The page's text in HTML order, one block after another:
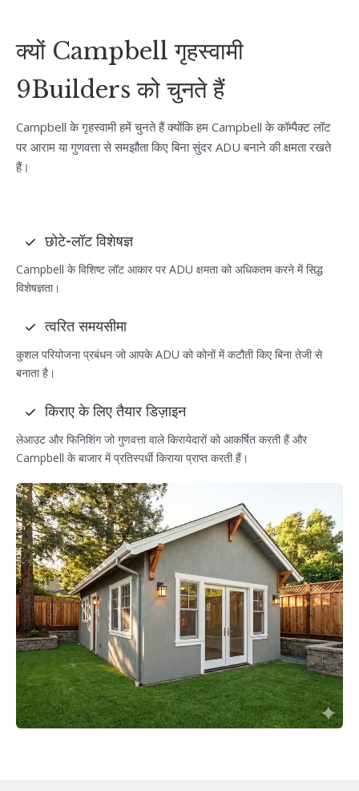
क्यों Campbell गृहस्वामी
9Builders को चुनते हैं
Campbell के गृहस्वामी हमें चुनते हैं क्योंकि हम Campbell के कॉम्पैक्ट लॉट
पर आराम या गुणवत्ता से समझौता किए बिना सुंदर ADU बनाने की क्षमता रखते
हैं।
छोटे-लॉट विशेषज्ञ
Campbell के विशिष्ट लॉट आकार पर ADU क्षमता को अधिकतम करने में सिद्ध
विशेषज्ञता।
त्वरित समयसीमा
कुशल परियोजना प्रबंधन जो आपके ADU को कोनों में कटौती किए बिना तेजी से
बनाता है।
किराए के लिए तैयार डिज़ाइन
लेआउट और फिनिशिंग जो गुणवत्ता वाले किरायेदारों को आकर्षित करती हैं और
Campbell के बाजार में प्रतिस्पर्धी किराया प्राप्त करती हैं।